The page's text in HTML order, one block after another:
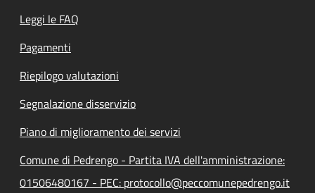
Leggi le FAQ
Pagamenti
Riepilogo valutazioni
Segnalazione disservizio
Piano di miglioramento dei servizi
Comune di Pedrengo - Partita IVA dell'amministrazione:
01506480167 - PEC: protocollo@peccomunepedrengo.it